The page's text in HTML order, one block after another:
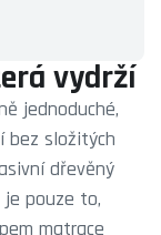
vydrží
jednoduché,
bez složitých
dřevěný
pouze to,
matrace